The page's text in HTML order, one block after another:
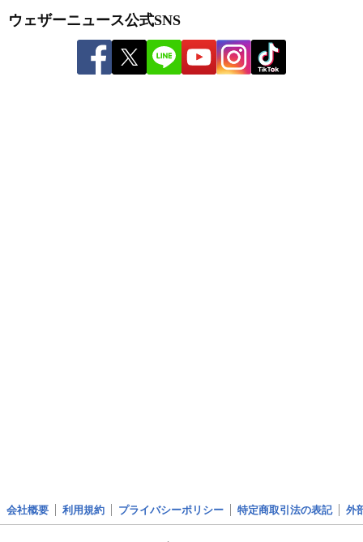
ウェザーニュース公式SNS
会社概要 利用規約 プライバシーポリシー 特定商取引法の表記 外